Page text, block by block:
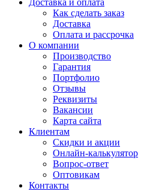
Доставка и оплата
Как сделать заказ
Доставка
Оплата и рассрочка
О компании
Производство
Гарантия
Портфолио
Отзывы
Реквизиты
Вакансии
Карта сайта
Клиентам
Скидки и акции
Онлайн-калькулятор
Вопрос-ответ
Оптовикам
Контакты